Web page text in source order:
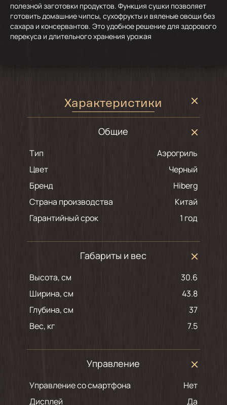
полезной заготовки продуктов. Функция сушки позволяет
готовить домашние чипсы, сухофрукты и вяленые овощи без
сахара и консервантов. Это удобное решение для здорового
перекуса и длительного хранения урожая
Характеристики
Общие
Тип
Аэрогриль
Цвет
черный
Бренд
Hiberg
Страна производства
Китай
Гарантийный срок
1 год
Габариты и вес
Высота, см
30.6
Ширина, см
43.8
Глубина, см
37
Вес, кг
7.5
Управление
Управление со смартфона
Нет
Дисплей
Да